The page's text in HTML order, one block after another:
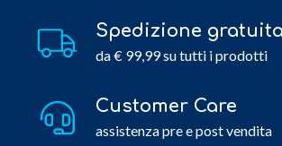
Spedizione gratuita
da € 99,99 su tutti i prodotti
Customer Care
assistenza pre e post vendita